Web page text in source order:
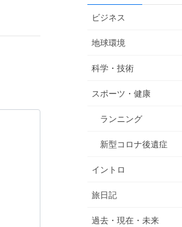
ビジネス
地球環境
科学・技術
スポーツ・健康
ランニング
新型コロナ後遺症
イントロ
旅日記
過去・現在・未来